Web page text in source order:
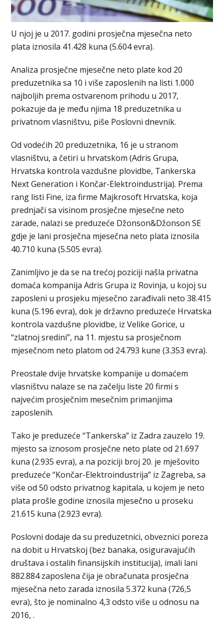
U njoj je u 2017. godini prosječna mjesečna neto
plata iznosila 41.428 kuna (5.604 evra).
Analiza prosječne mjesečne neto plate kod 20
preduzetnika sa 10 i više zaposlenih na listi 1.000
najboljih prema ostvarenom prihodu u 2017,
pokazuje da je među njima 18 preduzetnika u
privatnom vlasništvu, piše Poslovni dnevnik.
Od vodećih 20 preduzetnika, 16 je u stranom
vlasništvu, a četiri u hrvatskom (Adris Grupa,
Hrvatska kontrola vazdušne plovidbe, Tankerska
Next Generation i Končar-Elektroindustrija). Prema
rang listi Fine, iza firme Majkrosoft Hrvatska, koja
prednjači sa visinom prosječne mjesečne neto
zarade, nalazi se preduzeće Džonson&Džonson SE
gdje je lani prosječna mjesečna neto plata iznosila
40.710 kuna (5.505 evra).
Zanimljivo je da se na trećoj poziciji našla privatna
domaća kompanija Adris Grupa iz Rovinja, u kojoj su
zaposleni u prosjeku mjesečno zarađivali neto 38.415
kuna (5.196 evra), dok je državno preduzeće Hrvatska
kontrola vazdušne plovidbe, iz Velike Gorice, u
“zlatnoj sredini”, na 11. mjestu sa prosječnom
mjesečnom neto platom od 24.793 kune (3.353 evra).
Preostale dvije hrvatske kompanije u domaćem
vlasništvu nalaze se na začelju liste 20 firmi s
najvećim prosječnim mesečnim primanjima
zaposlenih.
Tako je preduzeće “Tankerska” iz Zadra zauzelo 19.
mjesto sa iznosom prosječne neto plate od 21.697
kuna (2.935 evra), a na poziciji broj 20. je mješovito
preduzeće “Končar-Elektroindustrija” iz Zagreba, sa
više od 50 odsto privatnog kapitala, u kojem je neto
plata prošle godine iznosila mjesečno u proseku
21.615 kuna (2.923 evra).
Poslovni dodaje da su preduzetnici, obveznici poreza
na dobit u Hrvatskoj (bez banaka, osiguravajućih
društava i ostalih finansijskih institucija), imali lani
882.884 zaposlena čija je obračunata prosječna
mjesečna neto zarada iznosila 5.372 kuna (726,5
evra), što je nominalno 4,3 odsto više u odnosu na
2016, .